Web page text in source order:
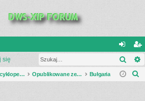
al
og
ar
ej
się
Serwis Encyklopedia Uzbrojenia Opublikowane zestawienia Bułgaria